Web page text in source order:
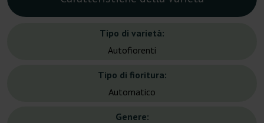
Tipo di varietà:
Autofiorenti
Tipo di fioritura:
Automatico
Genere: